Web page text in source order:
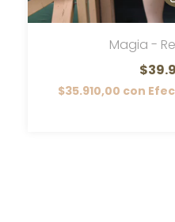
Magia -
$35.910,00 con